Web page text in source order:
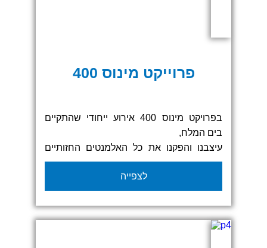
פרוייקט מינוס 400
בפרויקט מינוס 400 אירוע ייחודי שהתקיים
בים המלח,
עיצבנו והפקנו את כל האלמנטים החזותיים
המרכזיים, כולל שערי הזנקה, גזיבואים
ממותגים ודגלים מרשימים.
השילוב בין עיצוב מוקפד לחומרים עמידים
בתנאי חוץ תרם ליצירת אווירה מקצועית
וסוחפת באירוע שכולו איזי סקרין.
לצפייה